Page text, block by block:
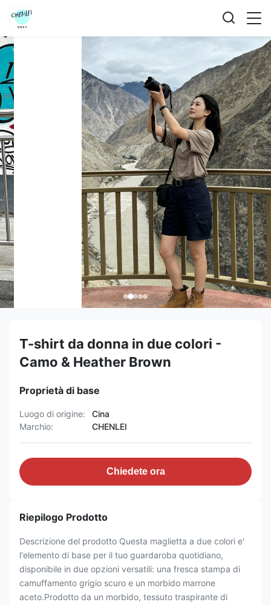
T-shirt da donna in due colori -
Camo & Heather Brown
Proprietà di base
Luogo di origine:
Cina
Marchio:
CHENLEI
Chiedete ora
Riepilogo Prodotto
Descrizione del prodotto Questa maglietta a due colori e'
l'elemento di base per il tuo guardaroba quotidiano,
disponibile in due opzioni versatili: una fresca stampa di
camuffamento grigio scuro e un morbido marrone
aceto.Prodotto da un morbido, tessuto traspirante di